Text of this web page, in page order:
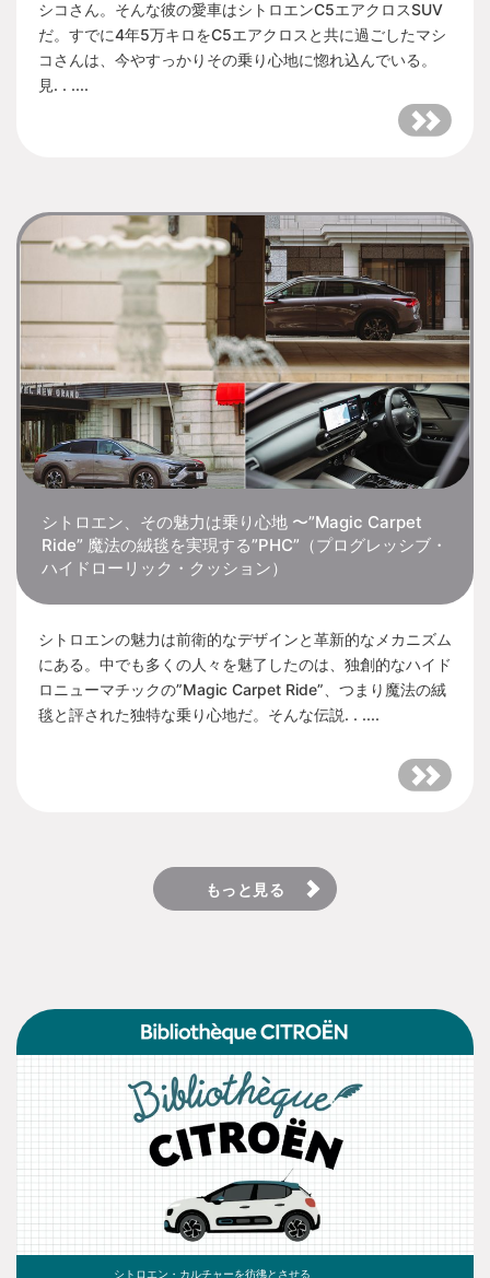
シコさん。そんな彼の愛車はシトロエンC5エアクロスSUV
だ。すでに4年5万キロをC5エアクロスと共に過ごしたマシ
コさんは、今やすっかりその乗り心地に惚れ込んでいる。
見. . ....
シトロエン、その魅力は乗り心地 〜”Magic Carpet
Ride” 魔法の絨毯を実現する”PHC”（プログレッシブ・
ハイドローリック・クッション）
シトロエンの魅力は前衛的なデザインと革新的なメカニズム
にある。中でも多くの人々を魅了したのは、独創的なハイド
ロニューマチックの”Magic Carpet Ride”、つまり魔法の絨
毯と評された独特な乗り心地だ。そんな伝説. . ....
もっと見る
シトロエン・カルチャーを彷彿とさせる